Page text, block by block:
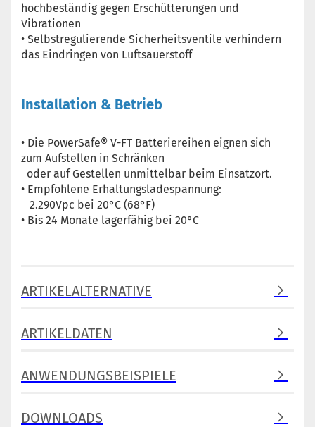
hochbeständig gegen Erschütterungen und
Vibrationen
• Selbstregulierende Sicherheitsventile verhindern
das Eindringen von Luftsauerstoff
Installation & Betrieb
• Die PowerSafe® V-FT Batteriereihen eignen sich
zum Aufstellen in Schränken
oder auf Gestellen unmittelbar beim Einsatzort.
• Empfohlene Erhaltungsladespannung:
2.290Vpc bei 20°C (68°F)
• Bis 24 Monate lagerfähig bei 20°C
ARTIKELALTERNATIVE
ARTIKELDATEN
ANWENDUNGSBEISPIELE
DOWNLOADS